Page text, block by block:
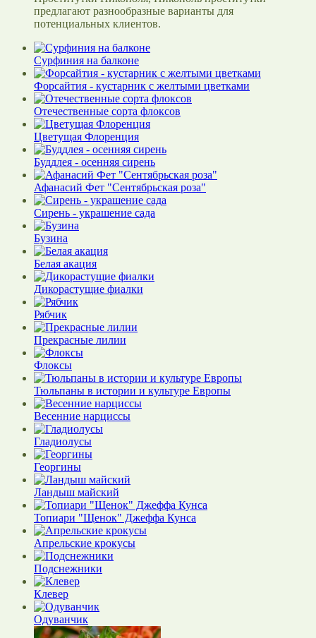
предлагают разнообразные варианты для
потенциальных клиентов.
Сурфиния на балконе
Форсайтия - кустарник с желтыми цветками
Отечественные сорта флоксов
Цветущая Флоренция
Буддлея - осенняя сирень
Афанасий Фет "Сентябрьская роза"
Сирень - украшение сада
Бузина
Белая акация
Дикорастущие фиалки
Рябчик
Прекрасные лилии
Флоксы
Тюльпаны в истории и культуре Европы
Весенние нарциссы
Гладиолусы
Георгины
Ландыш майский
Топиари "Щенок" Джеффа Кунса
Апрельские крокусы
Подснежники
Клевер
Одуванчик